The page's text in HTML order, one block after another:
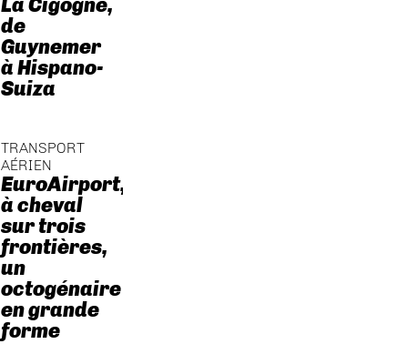
La Cigogne,
de
Guynemer
à Hispano-
Suiza
TRANSPORT
AÉRIEN
EuroAirport,
à cheval
sur trois
frontières,
un
octogénaire
en grande
forme